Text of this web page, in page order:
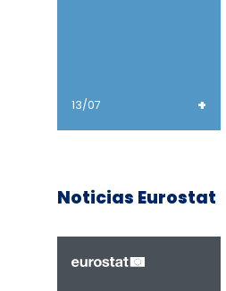
13/07 +
Noticias Eurostat